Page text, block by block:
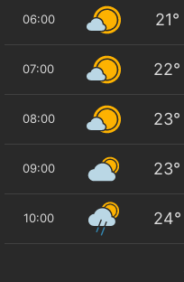
06:00 21°
07:00 22°
08:00 23°
09:00 23°
10:00 24°